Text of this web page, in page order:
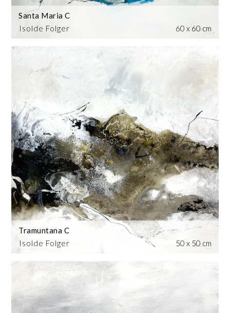
Isolde Folger
Santa Maria C
60 x 60 cm
Isolde Folger
Tramuntana C
50 x 50 cm